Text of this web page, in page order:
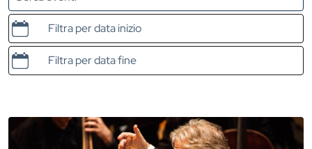
Data e ora di inizio
Data e ora di fine